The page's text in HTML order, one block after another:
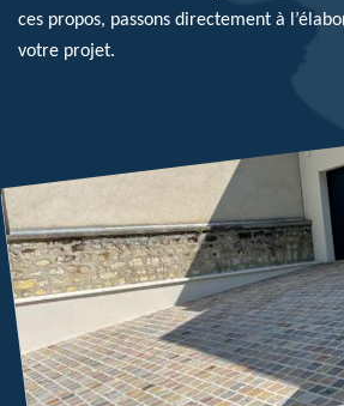
ces propos, passons directement à
votre projet.